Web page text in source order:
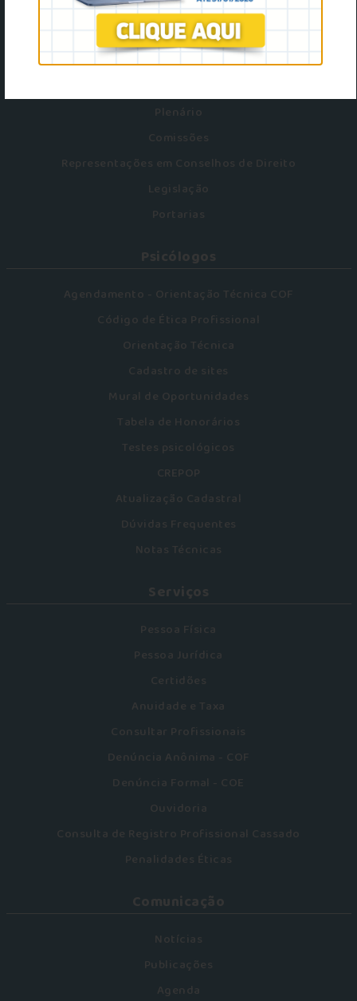
O Conselho
Plenário
Comissões
Representações em Conselhos de Direito
Legislação
Portarias
Psicólogos
Agendamento - Orientação Técnica COF
Código de Ética Profissional
Orientação Técnica
Cadastro de sites
Mural de Oportunidades
Tabela de Honorários
Testes psicológicos
CREPOP
Atualização Cadastral
Dúvidas Frequentes
Notas Técnicas
Serviços
Pessoa Física
Pessoa Jurídica
Certidões
Anuidade e Taxa
Consultar Profissionais
Denúncia Anônima - COF
Denúncia Formal - COE
Ouvidoria
Consulta de Registro Profissional Cassado
Penalidades Éticas
Comunicação
Notícias
Publicações
Agenda